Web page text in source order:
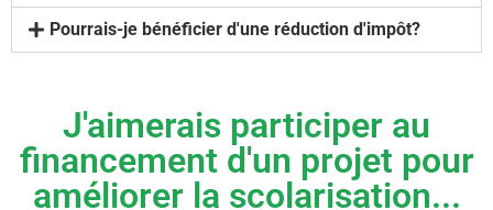
Pourrais-je bénéficier d'une réduction d'impôt?
J'aimerais participer au
financement d'un projet pour
améliorer la scolarisation...